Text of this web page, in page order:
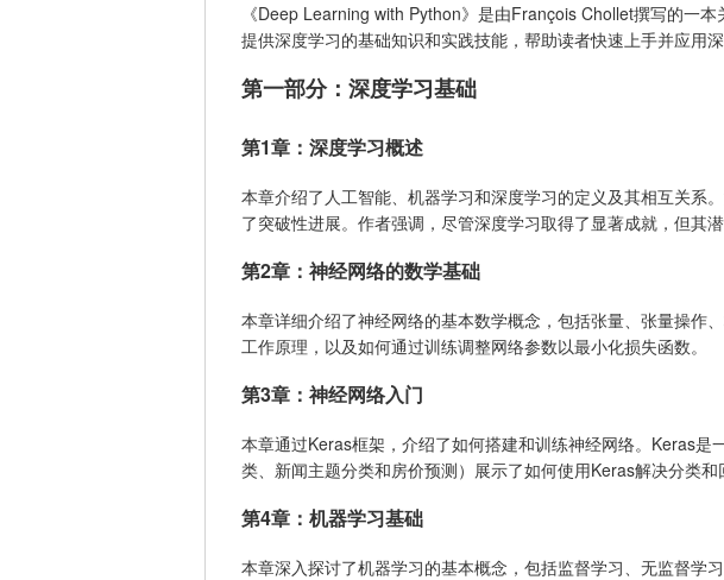
《Deep Learning with Python》是由François Chollet撰写的一
提供深度学习的基础知识和实践技能，帮助读者快速上手并应用
第一部分：深度学习基础
第1章：深度学习概述
本章介绍了人工智能、机器学习和深度学习的定义及其相互关系
了突破性进展。作者强调，尽管深度学习取得了显著成就，但其
第2章：神经网络的数学基础
本章详细介绍了神经网络的基本数学概念，包括张量、张量操作
工作原理，以及如何通过训练调整网络参数以最小化损失函数。
第3章：神经网络入门
本章通过Keras框架，介绍了如何搭建和训练神经网络。Keras
类、新闻主题分类和房价预测）展示了如何使用Keras解决分类
第4章：机器学习基础
本章深入探讨了机器学习的基本概念，包括监督学习、无监督学